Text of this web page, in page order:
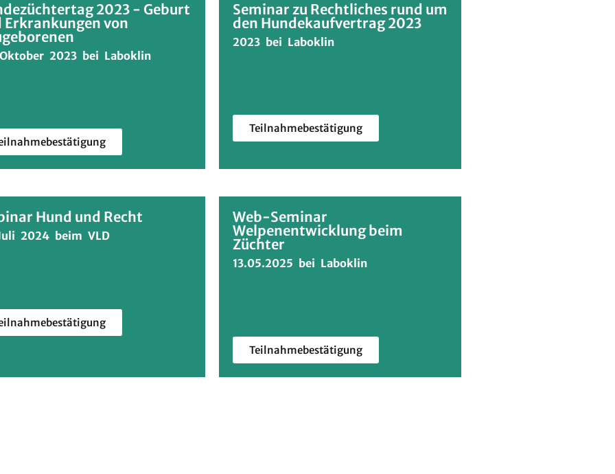
2023 - Geburt
Erkrankungen von
2023 bei Laboklin
Seminar zu Rechtliches rund um
den Hundekaufvertrag 2023
2023 bei Laboklin
Teilnahmebestätigung
Hund und Recht
2024 beim VLD
Web-Seminar
Welpenentwicklung beim
Züchter
13.05.2025 bei Laboklin
Teilnahmebestätigung